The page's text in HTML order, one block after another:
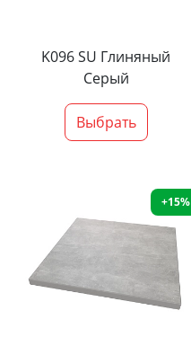
K096 SU Глиняный
Серый
Выбрать
+15%